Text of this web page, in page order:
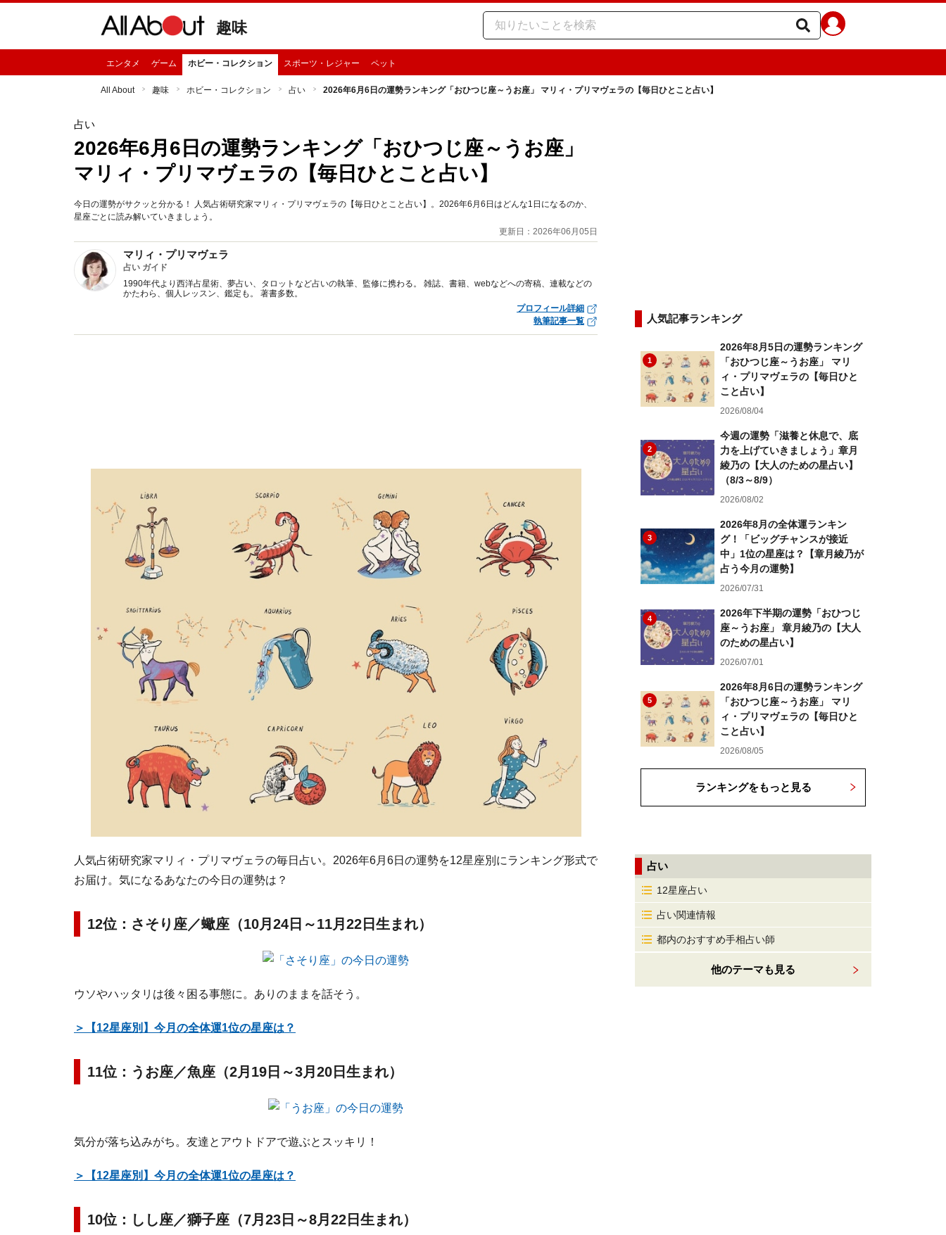
趣味
エンタメ ゲーム ホビー・コレクション スポーツ・レジャー ペット
All About 趣味 ホビー・コレクション 占い 2026年6月6日の運勢ランキング「おひつじ座～うお座」 マリィ・プリマヴェラの【毎日ひとこと占い】
占い
2026年6月6日の運勢ランキング「おひつじ座～うお座」
マリィ・プリマヴェラの【毎日ひとこと占い】
今日の運勢がサクッと分かる！ 人気占術研究家マリィ・プリマヴェラの【毎日ひとこと占い】。2026年6月6日はどんな1日になるのか、
星座ごとに読み解いていきましょう。
更新日：2026年06月05日
マリィ・プリマヴェラ
占い ガイド
1990年代より西洋占星術、夢占い、タロットなど占いの執筆、監修に携わる。 雑誌、書籍、webなどへの寄稿、連載などの
かたわら、個人レッスン、鑑定も。 著書多数。
プロフィール詳細
執筆記事一覧
人気占術研究家マリィ・プリマヴェラの毎日占い。2026年6月6日の運勢を12星座別にランキング形式で
お届け。気になるあなたの今日の運勢は？
12位：さそり座／蠍座（10月24日～11月22日生まれ）
ウソやハッタリは後々困る事態に。ありのままを話そう。
＞【12星座別】今月の全体運1位の星座は？
11位：うお座／魚座（2月19日～3月20日生まれ）
気分が落ち込みがち。友達とアウトドアで遊ぶとスッキリ！
＞【12星座別】今月の全体運1位の星座は？
10位：しし座／獅子座（7月23日～8月22日生まれ）
人気記事ランキング
1
2026年8月5日の運勢ランキング
「おひつじ座～うお座」 マリ
ィ・プリマヴェラの【毎日ひと
こと占い】
2026/08/04
2
今週の運勢「滋養と休息で、底
力を上げていきましょう」章月
綾乃の【大人のための星占い】
（8/3～8/9）
2026/08/02
3
2026年8月の全体運ランキン
グ！「ビッグチャンスが接近
中」1位の星座は？【章月綾乃が
占う今月の運勢】
2026/07/31
4
2026年下半期の運勢「おひつじ
座～うお座」 章月綾乃の【大人
のための星占い】
2026/07/01
5
2026年8月6日の運勢ランキング
「おひつじ座～うお座」 マリ
ィ・プリマヴェラの【毎日ひと
こと占い】
2026/08/05
ランキングをもっと見る
占い
12星座占い
占い関連情報
都内のおすすめ手相占い師
他のテーマも見る